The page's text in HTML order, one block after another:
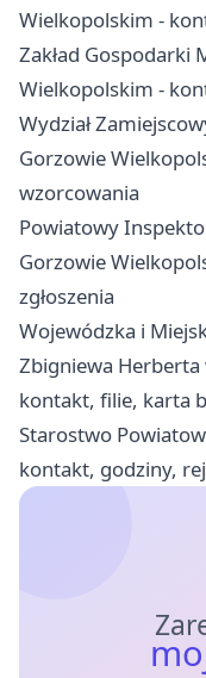
Wielkopolskim -
Zakład Gospodarki
Wielkopolskim -
Wydział
Gorzowie
wzorcowania
Powiatowy
Gorzowie
zgłoszenia
Wojewódzka i
Zbigniewa
kontakt, filie, karta
Starostwo
kontakt, godziny,